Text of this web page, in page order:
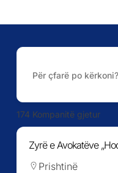
174 Kompanitë gjetur
Zyrë e Avokatëve
Prishtinë